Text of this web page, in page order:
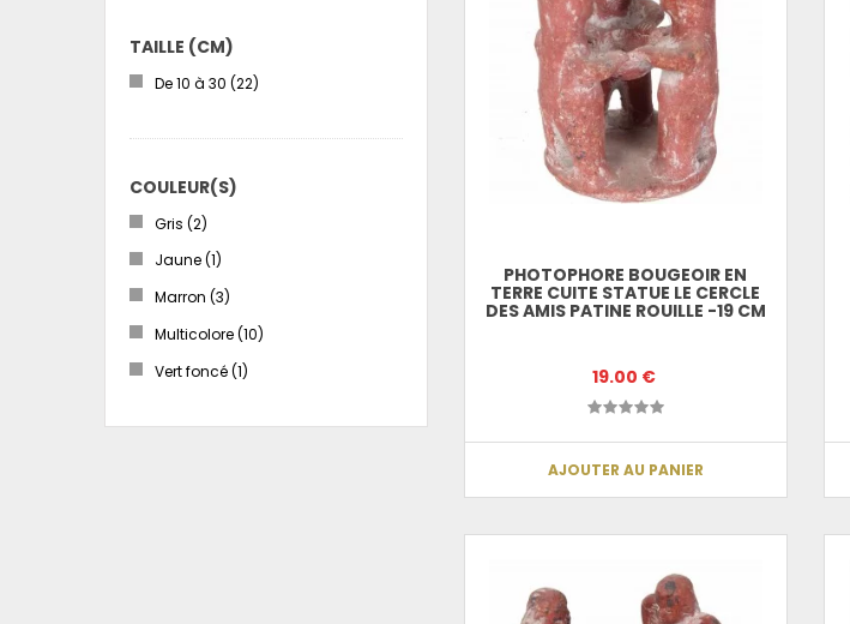
TAILLE (CM)
De 10 à 30 (22)
COULEUR(S)
Gris (2)
Jaune(1)
Marron (3)
Multicolore(10)
Vert foncé(1)
PHOTOPHORE BOUGEOIR EN
TERRE CUITE STATUE LE CERCLE
DES AMIS PATINE ROUILLE -19 CM
19.00 €
AJOUTER AU PANIER